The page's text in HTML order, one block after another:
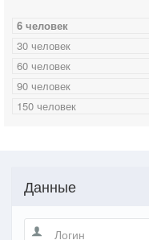
6 человек
30 человек
60 человек
90 человек
150 человек
Данные